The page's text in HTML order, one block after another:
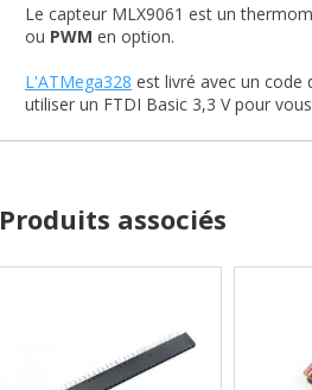
Le capteur MLX9061 est un
ou PWM en option.
L'ATMega328 est livré avec un code
utiliser un FTDI Basic 3,3 V pour
Produits associés